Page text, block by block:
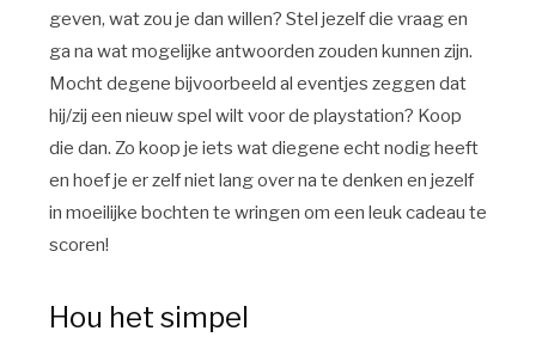
geven, wat zou je dan willen? Stel jezelf die vraag en
ga na wat mogelijke antwoorden zouden kunnen zijn.
Mocht degene bijvoorbeeld al eventjes zeggen dat
hij/zij een nieuw spel wilt voor de playstation? Koop
die dan. Zo koop je iets wat diegene echt nodig heeft
en hoef je er zelf niet lang over na te denken en jezelf
in moeilijke bochten te wringen om een leuk cadeau te
scoren!
Hou het simpel